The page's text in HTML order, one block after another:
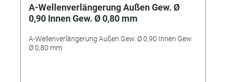
A-Wellenverlängerung Außen Gew. Ø
0,90 Innen Gew. Ø 0,80 mm
A-Wellenverlängerung Außen Gew. Ø 0,90 Innen Gew.
Ø 0,80 mm